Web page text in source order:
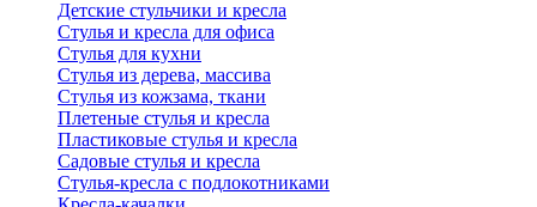
Детские стульчики и кресла
Стулья и кресла для офиса
Стулья для кухни
Стулья из дерева, массива
Стулья из кожзама, ткани
Плетеные стулья и кресла
Пластиковые стулья и кресла
Садовые стулья и кресла
Стулья-кресла с подлокотниками